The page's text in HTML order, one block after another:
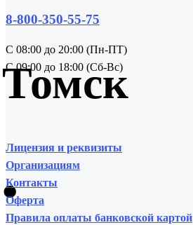
Томск
•
8-800-350-55-75
С 08:00 до 20:00 (Пн-ПТ)
С 09:00 до 18:00 (Сб-Вс)
Лицензия и реквизиты
Организациям
Контакты
Оферта
Правила оплаты банковской картой